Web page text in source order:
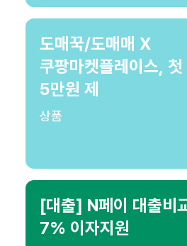
도매꾹/도매매 X
쿠팡마켓플레이스,
5만원 제
상품
[대출] N페이 대출비
7% 이자지원